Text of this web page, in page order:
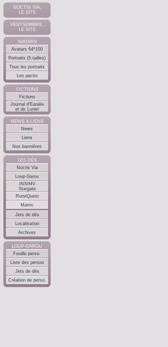
NOCTIS VIA,
LE SITE
VENTSOMBRE,
LE SITE
AVATARS
Avatars 64*100
Portraits (5 tailles)
Tous les portraits
Les packs
FICTIONS
Fictions
Journal d'Earalia
et de Luniel
NEWS & LIENS
News
Liens
Nos bannières
LES DÉS
Noctis Via
Loup-Garou
INS/MV
Stargate
RuneQuest
Matrix
Jets de dés
Localisation
Archives
LOUP-GAROU
Feuille perso.
Liste des persos
Jets de dés
Création de perso.